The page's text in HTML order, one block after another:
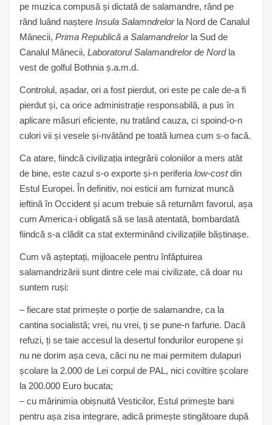
pe muzica compusă și dictată de salamandre, rând pe
rând luând naștere Insula Salamndrelorla Nord de Canalul
Mânecii, Prima Republică a Salamandrelorla Sud de
Canalul Mânecii, Laboratorul Salamandrelor de Nordla
vest de golful Bothnia ș.a.m.d.
Controlul, așadar, ori a fost pierdut, ori este pe cale de-a fi
pierdut și, ca orice administrație responsabilă, a pus în
aplicare măsuri eficiente, nu tratând cauza, ci spoind-o-n
culori vii și vesele și-nvătând pe toată lumea cum s-o facă.
Ca atare, fiindcă civilizația integrării coloniilor a mers atât
de bine, este cazul s-o exporte și-n periferia low-costdin
Estul Europei. În definitiv, noi esticii am furnizat muncă
ieftină în Occident și acum trebuie să returnăm favorul, așa
cum America-i obligată să se lasă atentată, bombardată
fiindcă s-a clădit ca stat exterminând civilizațiile băștinașe.
Cum vă așteptați, mijloacele pentru înfăptuirea
salamandrizării sunt dintre cele mai civilizate, că doar nu
suntem ruși:
– fiecare stat primește o porție de salamandre, ca la
cantina socialistă; vrei, nu vrei, ți se pune-n farfurie. Dacă
refuzi, ți se taie accesul la desertul fondurilor europene și
nu ne dorim așa ceva, căci nu ne mai permitem dulapuri
școlare la 2.000 de Lei corpul de PAL, nici coviltire școlare
la 200.000 Euro bucata;
– cu mărinimia obișnuită Vesticilor, Estul primește bani
pentru așa zisa integrare, adică primește stingătoare după